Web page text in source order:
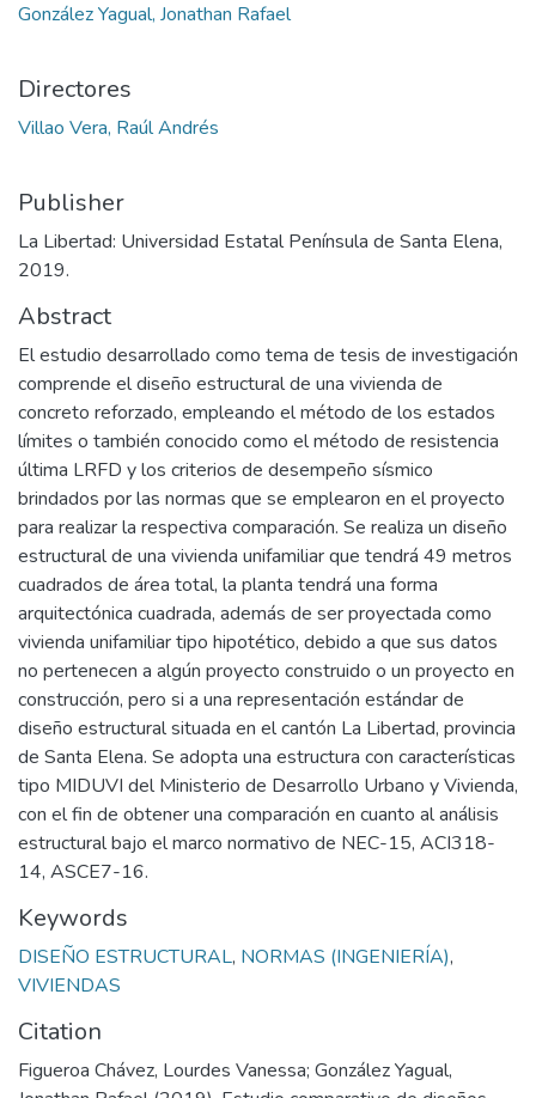
González Yagual, Jonathan Rafael
Directores
Villao Vera, Raúl Andrés
Publisher
La Libertad: Universidad Estatal Península de Santa Elena,
2019.
Abstract
El estudio desarrollado como tema de tesis de investigación
comprende el diseño estructural de una vivienda de
concreto reforzado, empleando el método de los estados
límites o también conocido como el método de resistencia
última LRFD y los criterios de desempeño sísmico
brindados por las normas que se emplearon en el proyecto
para realizar la respectiva comparación. Se realiza un diseño
estructural de una vivienda unifamiliar que tendrá 49 metros
cuadrados de área total, la planta tendrá una forma
arquitectónica cuadrada, además de ser proyectada como
vivienda unifamiliar tipo hipotético, debido a que sus datos
no pertenecen a algún proyecto construido o un proyecto en
construcción, pero si a una representación estándar de
diseño estructural situada en el cantón La Libertad, provincia
de Santa Elena. Se adopta una estructura con características
tipo MIDUVI del Ministerio de Desarrollo Urbano y Vivienda,
con el fin de obtener una comparación en cuanto al análisis
estructural bajo el marco normativo de NEC-15, ACI318-
14, ASCE7-16.
Keywords
DISEÑO ESTRUCTURAL, NORMAS (INGENIERÍA),
VIVIENDAS
Citation
Figueroa Chávez, Lourdes Vanessa; González Yagual,